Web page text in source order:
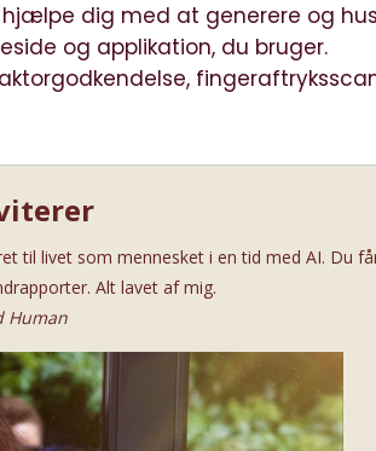
dig med at generere og
og applikation, du bruger.